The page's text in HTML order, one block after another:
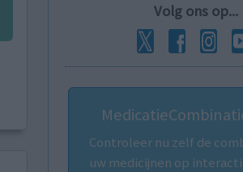
Volg ons op...
Controleer nu zelf de
uw medicijnen op